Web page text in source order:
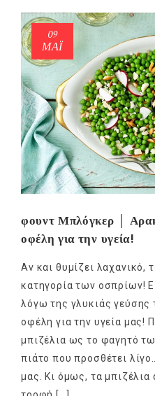
09
ΜΑΪ́
φουντ Μπλόγκερ │
οφέλη για την υγεία!
Αν και θυμίζει λαχανικό,
κατηγορία των οσπρίων!
λόγω της γλυκιάς γεύσης
οφέλη για την υγεία μας!
μπιζέλια ως το φαγητό
πιάτο που προσθέτει
μας. Κι όμως, τα μπιζέλια